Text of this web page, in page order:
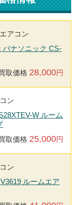
アコン
パナソニック CS-
取価格 28,000円
ン
W ルーム
取価格 25,000円
ン
ルームエア